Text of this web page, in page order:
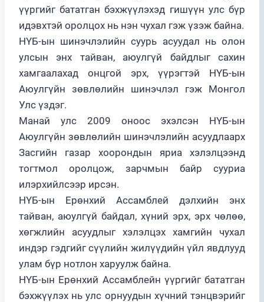
үүргийг бататган бэхжүүлэхэд гишүүн улс бүр
идэвхтэй оролцох нь нэн чухал гэж үзэж байна.
НҮБ-ын шинэчлэлийн суурь асуудал нь олон
улсын энх тайван, аюулгүй байдлыг сахин
хамгаалахад онцгой эрх, үүрэгтэй НҮБ-ын
Аюулгүйн зөвлөлийн шинэчлэл гэж Монгол
Улс үздэг.
Манай улс 2009 оноос эхэлсэн НҮБ-ын
Аюулгүйн зөвлөлийн шинэчлэлийн асуудлаарх
Засгийн газар хоорондын яриа хэлэлцээнд
тогтмол оролцож, зарчмын байр сууриа
илэрхийлсээр ирсэн.
НҮБ-ын Ерөнхий Ассамблей дэлхийн энх
тайван, аюулгүй байдал, хүний эрх, эрх чөлөө,
хөгжлийн асуудлыг хэлэлцэх хамгийн чухал
индэр гэдгийг сүүлийн жилүүдийн үйл явдлууд
улам бүр нотлон харуулж байна.
НҮБ-ын Ерөнхий Ассамблейн үүргийг бататган
бэхжүүлэх нь улс орнуудын хүчний тэнцвэрийг